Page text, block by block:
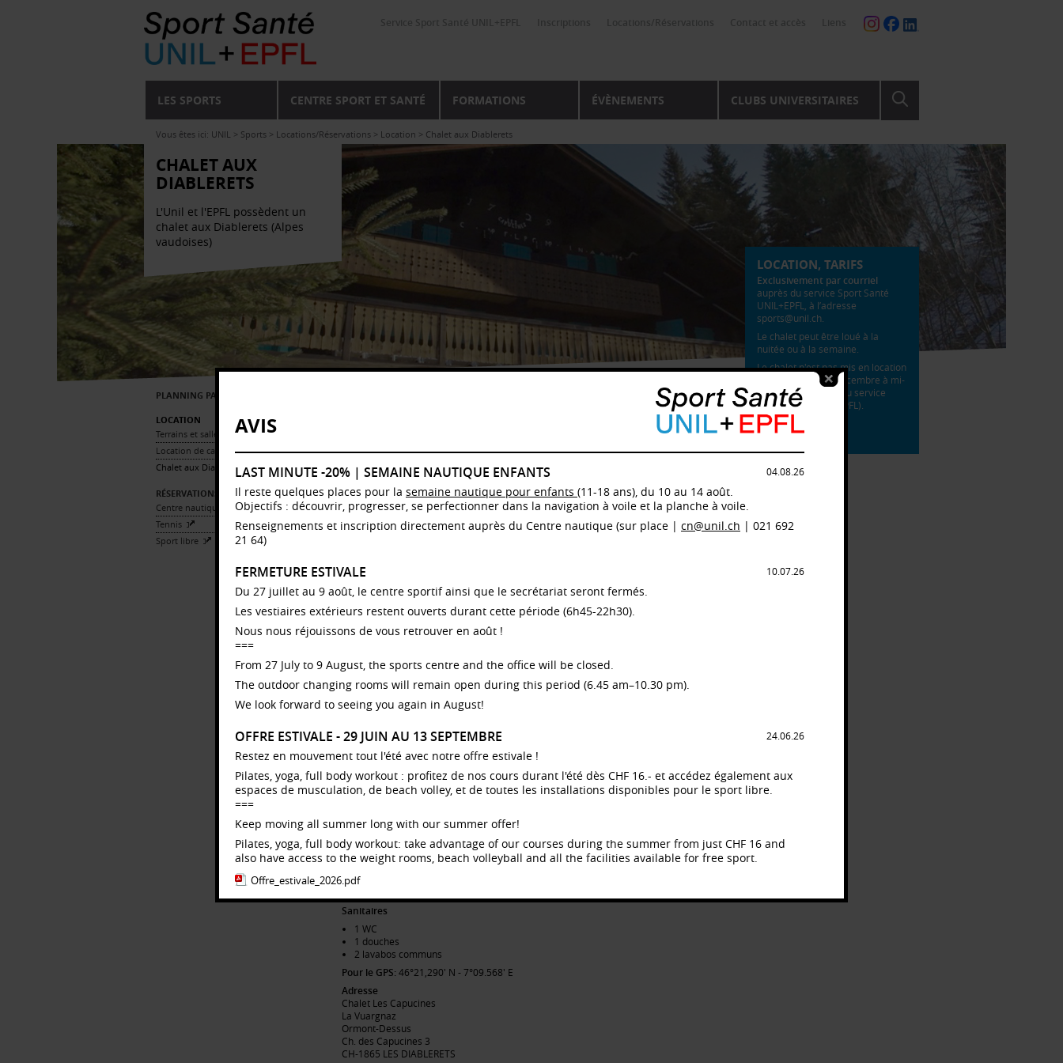
LES SPORTS CENTRE SPORT ET SANTÉ FORMATIONS ÉVÈNEMENTS CLUBS UNIVERSITAIRES
Vous êtes ici: UNIL > Sports > Locations/Réservations > Location > Chalet aux Diablerets
CHALET AUX
DIABLERETS
L'Unil et l'EPFL possèdent un
chalet aux Diablerets (Alpes
vaudoises)
PLANNING PAR LIEU
LOCATION
Terrains et salles
Location de casiers
Chalet aux Diablerets
RÉSERVATIONS
Centre nautique
Tennis
Sport libre
Lu. 03.08.26 Ma. 04.08.26 Me. 05.08.26 Je. 06.08.26
Chalet construit en 1729 au lieu dit "En la Vuargnaz", construction traditionnelle en
bois, mur en moellons et tavillons.
Le chalet est aménagé pour la réception de colonies ou groupes : dortoirs, cuisine
semi professionnelle, sanitaires récemment rénovés, literie neuve et chauffage aux
ÉQUIPEMENTS
Hall d'entrée indépendant et vestiaire pour vestes et chaussures
Cuisine avec entrée indépendante et réfectoire-séjour avec cheminée
Chambre 4 lits, avec douche et lavabo
Chambre 4 lits
Chambre 5 lits
Dortoir 12 lits (6 lits superposés)
4 WC
3 douches
4 lavabos communs
2e ÉTAGE (16 LITS)
Dortoir 6 lits (3 lits superposés)
Sanitaires
1 WC
1 douches
2 lavabos communs
Pour le GPS: 46°21,290' N - 7°09.568' E
Adresse
Chalet Les Capucines
La Vuargnaz
Ormont-Dessus
Ch. des Capucines 3
CH-1865 LES DIABLERETS
LOCATION, TARIFS
Exclusivement par courriel
auprès du service Sport Santé
UNIL+EPFL, à l’adresse
sports@unil.ch.
Le chalet peut être loué à la
nuitée ou à la semaine.
Le chalet n'est pas mis en location
les week-ends de décembre à mi-
avril (camps de ski du service
Sport Santé UNIL+EPFL).
Tarifs location
AVIS
04.08.26
LAST MINUTE -20% | SEMAINE NAUTIQUE ENFANTS
Il reste quelques places pour la semaine nautique pour enfants (11-18 ans), du 10 au 14 août.
Objectifs : découvrir, progresser, se perfectionner dans la navigation à voile et la planche à voile.
Renseignements et inscription directement auprès du Centre nautique (sur place | cn@unil.ch | 021 692
21 64)
10.07.26
FERMETURE ESTIVALE
Du 27 juillet au 9 août, le centre sportif ainsi que le secrétariat seront fermés.
Les vestiaires extérieurs restent ouverts durant cette période (6h45-22h30).
Nous nous réjouissons de vous retrouver en août !
===
From 27 July to 9 August, the sports centre and the office will be closed.
The outdoor changing rooms will remain open during this period (6.45 am–10.30 pm).
We look forward to seeing you again in August!
24.06.26
OFFRE ESTIVALE - 29 JUIN AU 13 SEPTEMBRE
Restez en mouvement tout l'été avec notre offre estivale !
Pilates, yoga, full body workout : profitez de nos cours durant l'été dès CHF 16.- et accédez également aux
espaces de musculation, de beach volley, et de toutes les installations disponibles pour le sport libre.
===
Keep moving all summer long with our summer offer!
Pilates, yoga, full body workout: take advantage of our courses during the summer from just CHF 16 and
also have access to the weight rooms, beach volleyball and all the facilities available for free sport.
Offre_estivale_2026.pdf